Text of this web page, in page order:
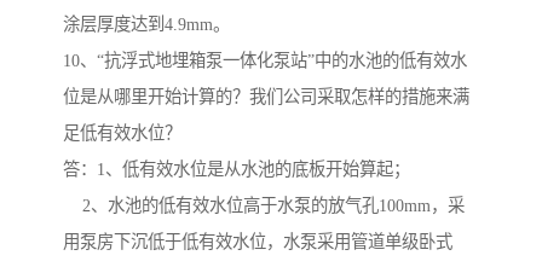
涂层厚度达到4.9mm。
10、“抗浮式地埋箱泵一体化泵站”中的水池的低有效水
位是从哪里开始计算的？我们公司采取怎样的措施来满
足低有效水位？
答：1、低有效水位是从水池的底板开始算起；
2、水池的低有效水位高于水泵的放气孔100mm，采
用泵房下沉低于低有效水位，水泵采用管道单级卧式